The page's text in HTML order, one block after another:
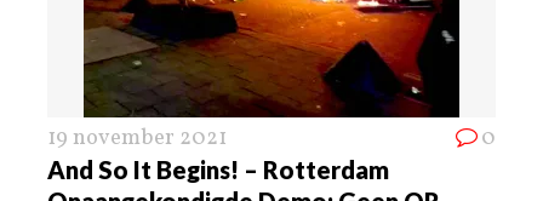
19 november 2021 0
And So It Begins! – Rotterdam